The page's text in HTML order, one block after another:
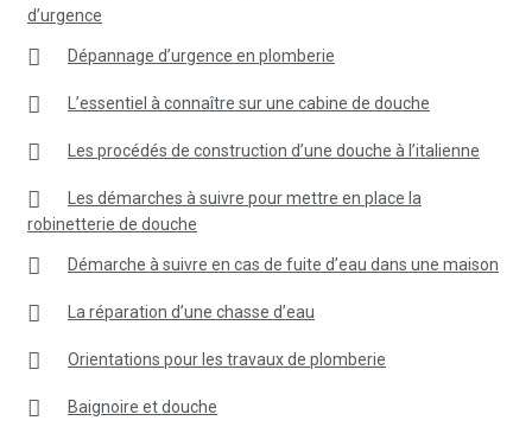
d’urgence
Dépannage d’urgence en plomberie
L’essentiel à connaître sur une cabine de douche
Les procédés de construction d’une douche à l’italienne
Les démarches à suivre pour mettre en place la
robinetterie de douche
Démarche à suivre en cas de fuite d’eau dans une maison
La réparation d’une chasse d’eau
Orientations pour les travaux de plomberie
Baignoire et douche